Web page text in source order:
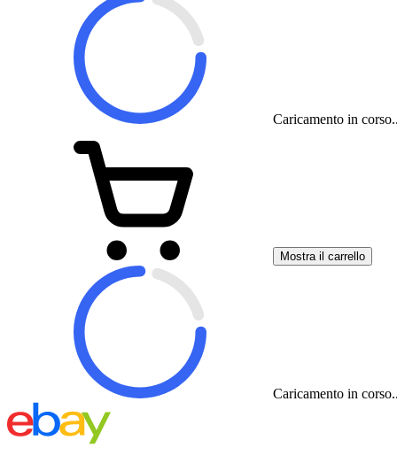
Caricamento in
Mostra il carrello
Caricamento in